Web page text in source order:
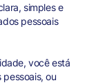
simples e
pessoais
você está
ou